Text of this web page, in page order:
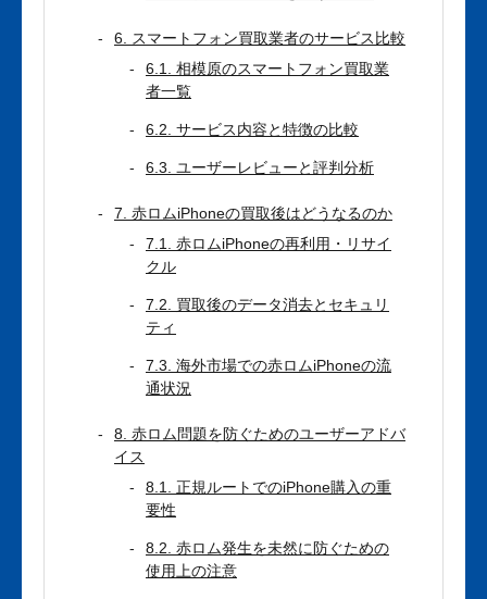
6. スマートフォン買取業者のサービス比較
6.1. 相模原のスマートフォン買取業
者一覧
6.2. サービス内容と特徴の比較
6.3. ユーザーレビューと評判分析
7. 赤ロムiPhoneの買取後はどうなるのか
7.1. 赤ロムiPhoneの再利用・リサイ
クル
7.2. 買取後のデータ消去とセキュリ
ティ
7.3. 海外市場での赤ロムiPhoneの流
通状況
8. 赤ロム問題を防ぐためのユーザーアドバ
イス
8.1. 正規ルートでのiPhone購入の重
要性
8.2. 赤ロム発生を未然に防ぐための
使用上の注意